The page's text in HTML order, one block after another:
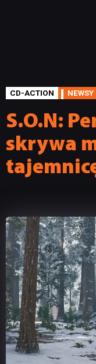
CD-ACTION NEWSY
S.O.N:
skrywa